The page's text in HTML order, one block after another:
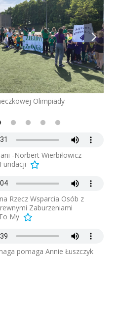
Olimpiady
-Norbert Wierbiłowicz
Rzecz Wsparcia Osób z
Zaburzeniami
My
pomaga Annie Łuszczyk